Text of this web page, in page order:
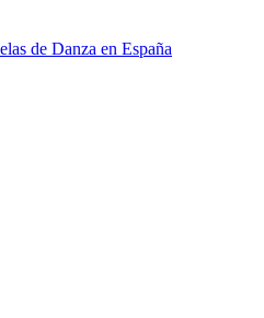
de Danza en España